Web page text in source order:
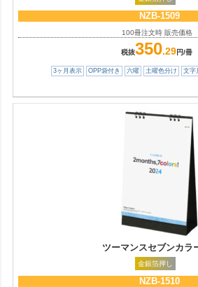
NZB-1509
100冊注文時 販売価格
税抜350.29円/冊
3ヶ月表示 OPP袋付き 六曜 土曜色分け 文字
ツーマンスセブンカラ
金銀箔押し
NZB-1510